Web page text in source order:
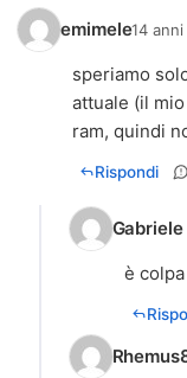
emimele14
speriamo
attuale (il
ram, quindi
Rispondi
Gabriele
è